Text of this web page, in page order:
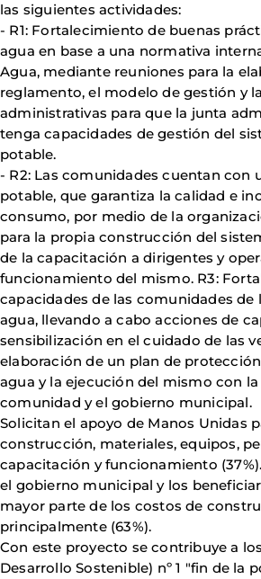
las siguientes actividades:
- R1: Fortalecimiento de buenas
agua en base a una normativa
Agua, mediante reuniones para la
reglamento, el modelo de gestión y
administrativas para que la junta
tenga capacidades de gestión del
potable.
- R2: Las comunidades cuentan con
potable, que garantiza la calidad e
consumo, por medio de la
para la propia construcción del
de la capacitación a dirigentes y
funcionamiento del mismo. R3:
capacidades de las comunidades de
agua, llevando a cabo acciones de
sensibilización en el cuidado de las
elaboración de un plan de
agua y la ejecución del mismo con
comunidad y el gobierno municipal.
Solicitan el apoyo de Manos Unidas
construcción, materiales, equipos,
capacitación y funcionamiento
el gobierno municipal y los
mayor parte de los costos de
principalmente (63%).
Con este proyecto se contribuye a
Desarrollo Sostenible) nº 1 "fin de la